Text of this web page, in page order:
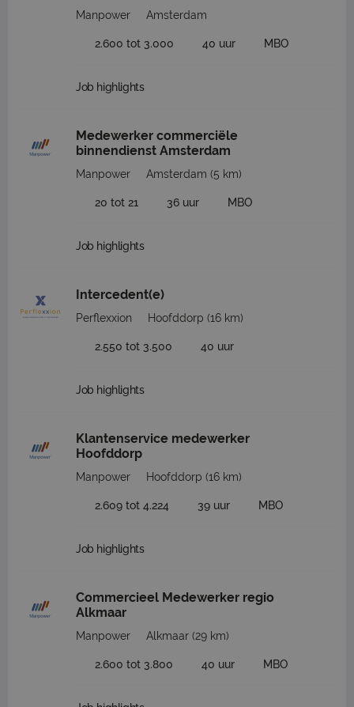
Manpower Amsterdam
2.600 tot 3.000 40 uur MBO
Job highlights
Medewerker commerciële
binnendienst Amsterdam
Manpower Amsterdam (5 km)
20 tot 21 36 uur MBO
Job highlights
Intercedent(e)
Perflexxion Hoofddorp (16 km)
2.550 tot 3.500 40 uur
Job highlights
Klantenservice medewerker
Hoofddorp
Manpower Hoofddorp (16 km)
2.609 tot 4.224 39 uur MBO
Job highlights
Commercieel Medewerker regio
Alkmaar
Manpower Alkmaar (29 km)
2.600 tot 3.800 40 uur MBO